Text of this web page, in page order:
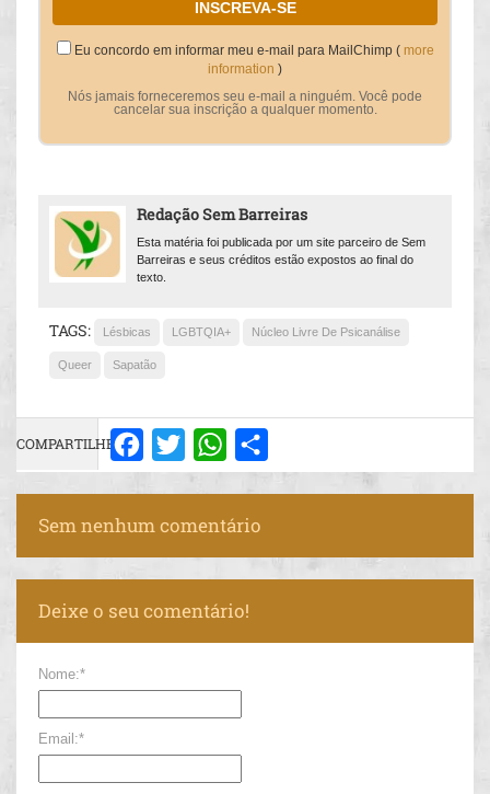
Eu concordo em informar meu e-mail para MailChimp ( more
information )
Nós jamais forneceremos seu e-mail a ninguém. Você pode
cancelar sua inscrição a qualquer momento.
Redação Sem Barreiras
Esta matéria foi publicada por um site parceiro de Sem
Barreiras e seus créditos estão expostos ao final do
texto.
TAGS: Lésbicas LGBTQIA+ Núcleo Livre De Psicanálise
Queer Sapatão
COMPARTILHE: Facebook
Twitter WhatsApp
Sem nenhum comentário
Deixe o seu comentário!
Nome:*
Email:*